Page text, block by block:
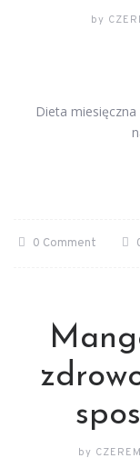
by
Dieta
0 Comment
by